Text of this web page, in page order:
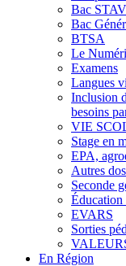
Bac STAV
Bac
BTSA
Le
Examens
Langues
Inclusion
besoins
VIE
Stage en
EPA,
Autres
Seconde
EVARS
Sorties
En Région